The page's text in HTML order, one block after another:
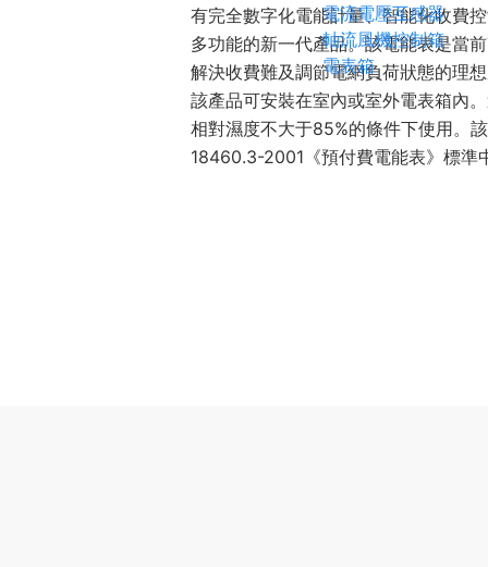
電流電壓互感器
軸流風機控制箱
電表箱
有完全數字化電能計量、智能化收費
多功能的新一代產品。該電能表是當
解決收費難及調節電網負荷狀態的理
該產品可安裝在室內或室外電表箱
相對濕度不大于85%的條件下使用。
18460.3-2001《預付費電能表》標準